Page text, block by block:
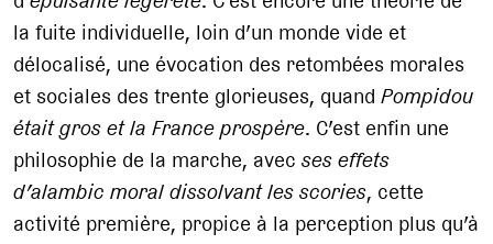
la fuite individuelle, loin d’un monde vide et
délocalisé, une évocation des retombées morales
et sociales des trente glorieuses, quandPompidou
était gros et la France prospère. C’est enfin une
philosophie de la marche, avecses effets
d’alambic moral dissolvant les scories, cette
activité première, propice à la perception plus qu’à